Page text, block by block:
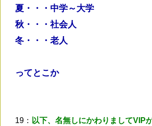
夏・・・中学～大学
秋・・・社会人
冬・・・老人
ってとこか
19： 以下、名無しにかわりましてVIP